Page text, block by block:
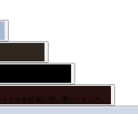
ドルを綺麗に使い果たしました。